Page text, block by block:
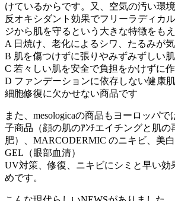
けているからです。又、空気の汚い環
反オキシダント効果でフリーラディカ
ジから肌を守るという大きな特徴をも
A 日焼け、老化によるシワ、たるみが気
B 肌を傷つけずに張りやみずみずしい肌
C 若々しい肌を安全で負担をかけずに作
D ファンデーションに依存しない健康
細胞修復に欠かせない商品です
また、mesologicaの商品もヨーロッパ
子商品（顔の肌のｱﾝﾁエイチングと肌の
肥）、MARCODERMIC のニキビ、美
GEL（眼部血清）
UV対策、修復、ニキビにシミと早い効
めです。